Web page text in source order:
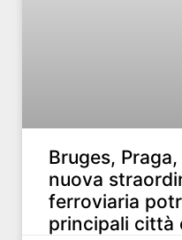
Bruges,
nuova
ferroviaria
principali città